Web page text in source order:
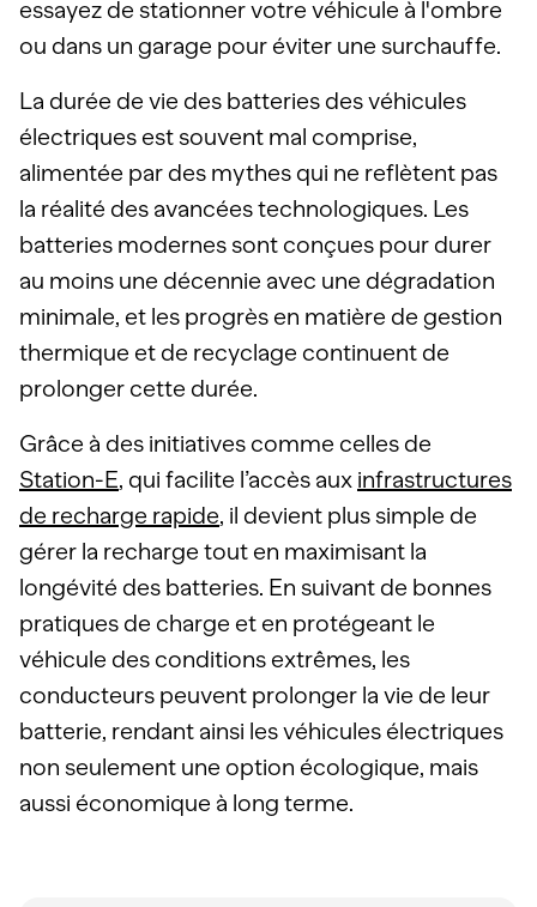
essayez de stationner votre véhicule à l'ombre
ou dans un garage pour éviter une surchauffe.
La durée de vie des batteries des véhicules
électriques est souvent mal comprise,
alimentée par des mythes qui ne reflètent pas
la réalité des avancées technologiques. Les
batteries modernes sont conçues pour durer
au moins une décennie avec une dégradation
minimale, et les progrès en matière de gestion
thermique et de recyclage continuent de
prolonger cette durée.
Grâce à des initiatives comme celles de
Station-E, qui facilite l’accès aux infrastructures
de recharge rapide, il devient plus simple de
gérer la recharge tout en maximisant la
longévité des batteries. En suivant de bonnes
pratiques de charge et en protégeant le
véhicule des conditions extrêmes, les
conducteurs peuvent prolonger la vie de leur
batterie, rendant ainsi les véhicules électriques
non seulement une option écologique, mais
aussi économique à long terme.